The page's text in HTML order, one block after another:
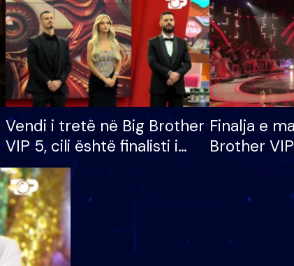
Vendi i tretë në Big Brother
VIP 5, cili është finalisti i
radhës që lë shtëpinë
Finalja e
Brother
banori i
dhe
të fituar